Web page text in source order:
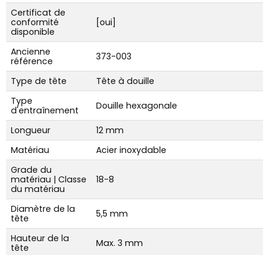
Certificat de
conformité
disponible
[oui]
Ancienne
référence
373-003
Type de tête
Tête à douille
Type
d'entraînement
Douille hexagonale
Longueur
12 mm
Matériau
Acier inoxydable
Grade du
matériau | Classe
du matériau
18-8
Diamètre de la
tête
5,5 mm
Hauteur de la
tête
Max. 3 mm